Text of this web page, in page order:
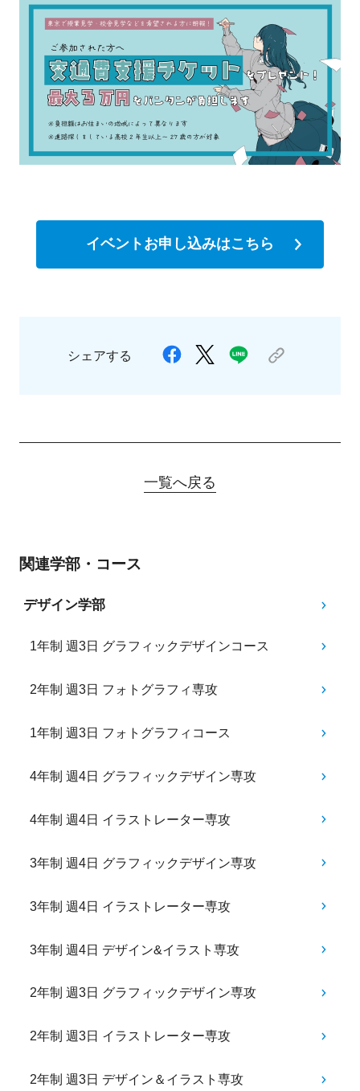
イベントお申し込みはこちら
シェアする
一覧へ戻る
関連学部・コース
デザイン学部
1年制 週3日 グラフィックデザインコース
2年制 週3日 フォトグラフィ専攻
1年制 週3日 フォトグラフィコース
4年制 週4日 グラフィックデザイン専攻
4年制 週4日 イラストレーター専攻
3年制 週4日 グラフィックデザイン専攻
3年制 週4日 イラストレーター専攻
3年制 週4日 デザイン&イラスト専攻
2年制 週3日 グラフィックデザイン専攻
2年制 週3日 イラストレーター専攻
2年制 週3日 デザイン＆イラスト専攻